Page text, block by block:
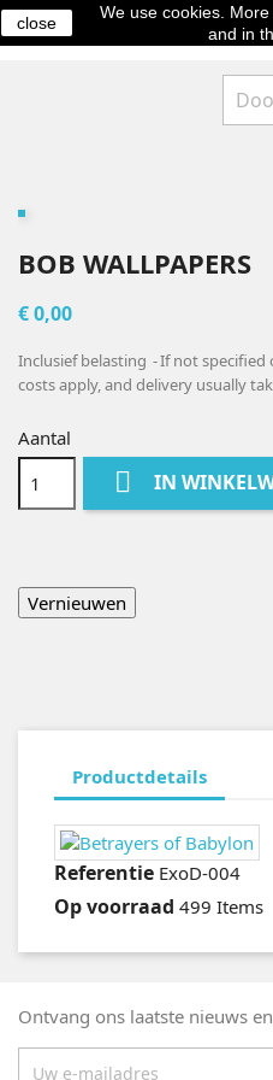

BOB WALLPAPERS
€ 0,00
Inclusief belasting
If not specified
costs apply, and delivery usually
Aantal
 IN
Productdetails
Referentie ExoD-004
Op voorraad 499 Items
Ontvang ons laatste nieuws
close
We use cookies.
and in